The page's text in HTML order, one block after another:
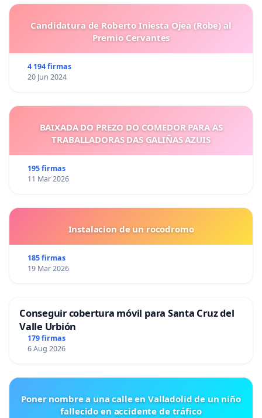
Candidatura de Roberto Iniesta Ojea (Robe) al
Premio Cervantes
4 194 firmas
20 Jun 2024
BAIXADA DO PREZO DO COMEDOR PARA AS
TRABALLADORAS DAS GALIÑAS AZUIS
195 firmas
11 Mar 2026
Instalacion de un rocodromo
185 firmas
19 Mar 2026
Conseguir cobertura móvil para Santa Cruz del
Valle Urbión
179 firmas
6 Aug 2026
Poner nombre a una calle en Valladolid de un niño
fallecido en accidente de tráfico